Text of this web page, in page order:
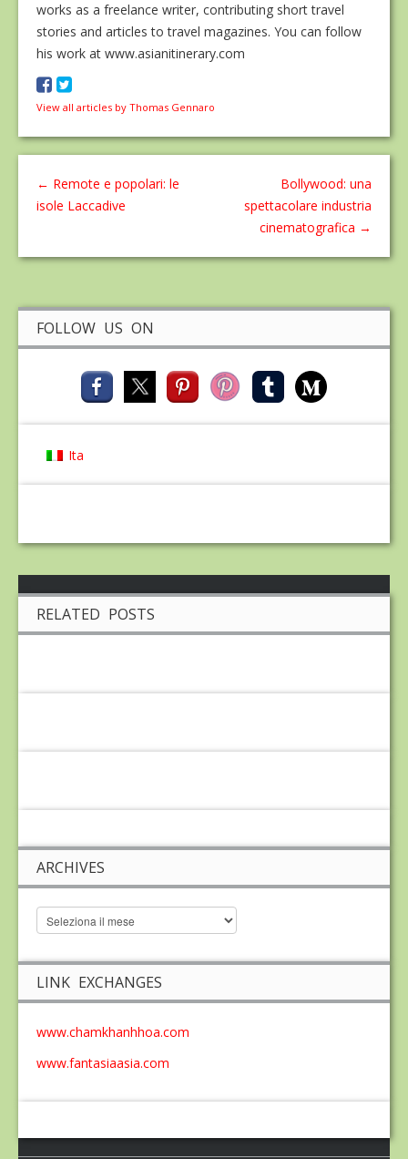
works as a freelance writer, contributing short travel
stories and articles to travel magazines. You can follow
his work at www.asianitinerary.com
View all articles by Thomas Gennaro
← Remote e popolari: le
isole Laccadive
Bollywood: una
spettacolare industria
cinematografica →
FOLLOW US ON
Ita
RELATED POSTS
ARCHIVES
LINK EXCHANGES
www.chamkhanhhoa.com
www.fantasiaasia.com